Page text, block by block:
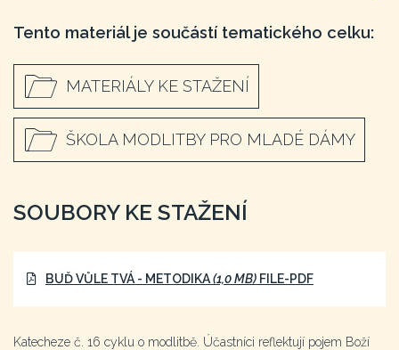
Tento materiál je součástí tematického celku:
MATERIÁLY KE STAŽENÍ
ŠKOLA MODLITBY PRO MLADÉ DÁMY
SOUBORY KE STAŽENÍ
BUĎ VŮLE TVÁ - METODIKA(1,0 MB) FILE-PDF
Katecheze č. 16 cyklu o modlitbě. Účastníci reflektují pojem Boží